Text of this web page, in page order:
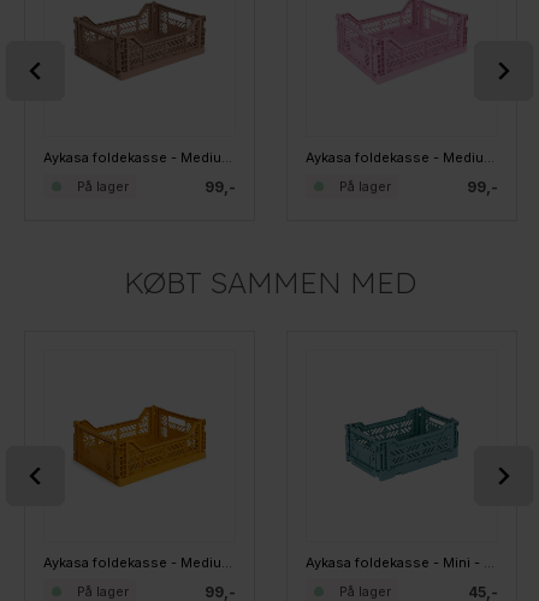
99,-
På lager 99,-
På lager
KØBT SAMMEN MED
99,-
På lager 45,-
På lager